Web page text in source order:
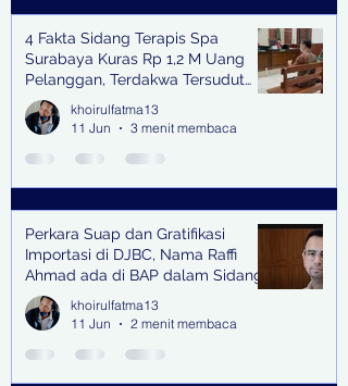
4 Fakta Sidang Terapis Spa
Surabaya Kuras Rp 1,2 M Uang
Pelanggan, Terdakwa Tersudut
oleh Keterangan Saksi Kunci
khoirulfatma13
11 Jun
3 menit membaca
Perkara Suap dan Gratifikasi
Importasi di DJBC, Nama Raffi
Ahmad ada di BAP dalam Sidang
khoirulfatma13
11 Jun
2 menit membaca